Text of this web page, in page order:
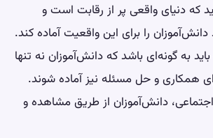
دنیای واقعی پر از رقابت است و
را برای این واقعیت آماده کند.
به گونه‌ای باشد که دانش‌آموزان نه تنها
همکاری و حل مسئله نیز آماده شوند.
دانش‌آموزان از طریق مشاهده و